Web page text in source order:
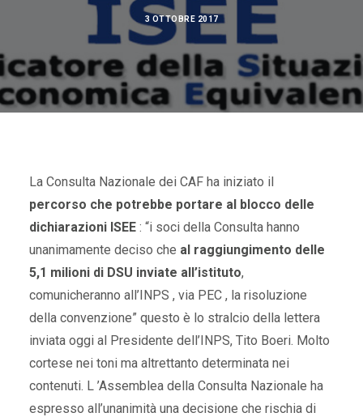
RICERCA
3 OTTOBRE 2017
La Consulta Nazionale dei CAF ha iniziato il
percorso che potrebbe portare al blocco delle
dichiarazioni ISEE : “i soci della Consulta hanno
unanimamente deciso che al raggiungimento delle
5,1 milioni di DSU inviate all’istituto,
comunicheranno all’INPS , via PEC , la risoluzione
della convenzione” questo è lo stralcio della lettera
inviata oggi al Presidente dell’INPS, Tito Boeri. Molto
cortese nei toni ma altrettanto determinata nei
contenuti. L ’Assemblea della Consulta Nazionale ha
espresso all’unanimità una decisione che rischia di